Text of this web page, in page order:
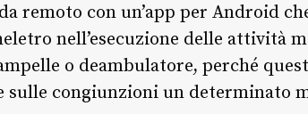
remoto con un’app per Android
nell’esecuzione delle attività
o deambulatore, perché
congiunzioni un determinato